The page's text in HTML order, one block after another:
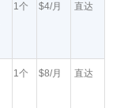
1个 $4/月 直达
1个 $8/月 直达